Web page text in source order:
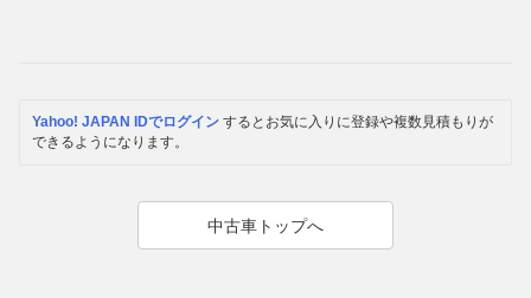
Yahoo! JAPAN IDでログイン するとお気に入りに登録や複数見積もりが
できるようになります。
中古車トップへ